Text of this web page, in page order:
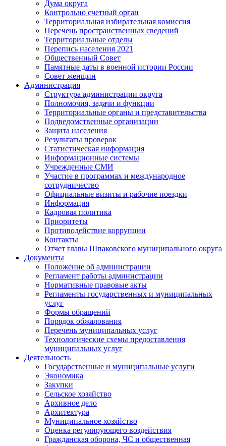
Дума округа
Контрольно счетный орган
Территориальная избирательная комиссия
Перечень пространственных сведений
Территориальные отделы
Перепись населения 2021
Общественный Совет
Памятные даты в военной истории России
Совет женщин
Администрация
Структура администрации округа
Полномочия, задачи и функции
Территориальные органы и представительства
Подведомственные организации
Защита населения
Результаты проверок
Статистическая информация
Информационные системы
Учрежденные СМИ
Участие в программах и международное
сотрудничество
Официальные визиты и рабочие поездки
Информация
Кадровая политика
Приоритеты
Противодействие коррупции
Контакты
Отчет главы Шпаковского муниципального округа
Документы
Положение об администрации
Регламент работы администрации
Нормативные правовые акты
Регламенты государственных и муниципальных
услуг
Формы обращений
Порядок обжалования
Перечень муниципальных услуг
Технологические схемы предоставления
муниципальных услуг
Деятельность
Государственные и муниципальные услуги
Экономика
Закупки
Сельское хозяйство
Архивное дело
Архитектура
Муниципальное хозяйство
Оценка регулирующего воздействия
Гражданская оборона, ЧС и общественная